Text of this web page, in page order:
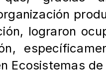
lograron
Ecosistemas de